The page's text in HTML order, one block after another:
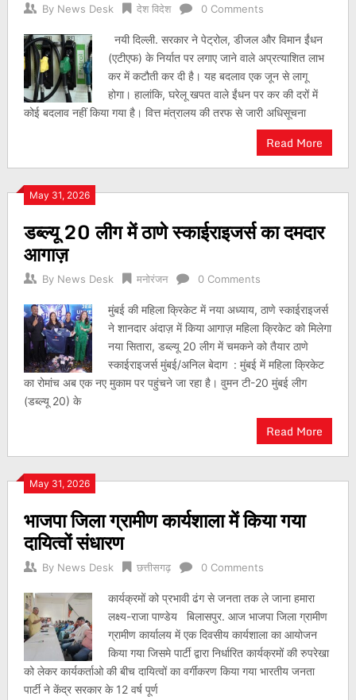
By News Desk देश विदेश 0 Comments
नयी दिल्ली. सरकार ने पेट्रोल, डीजल और विमान ईंधन
(एटीएफ) के निर्यात पर लगाए जाने वाले अप्रत्याशित लाभ
कर में कटौती कर दी है। यह बदलाव एक जून से लागू
होगा। हालांकि, घरेलू खपत वाले ईंधन पर कर की दरों में
कोई बदलाव नहीं किया गया है। वित्त मंत्रालय की तरफ से जारी अधिसूचना
Read More
May 31, 2026
डब्ल्यू 20 लीग में ठाणे स्काईराइजर्स का दमदार
आगाज़
By News Desk मनोरंजन 0 Comments
मुंबई की महिला क्रिकेट में नया अध्याय, ठाणे स्काईराइजर्स
ने शानदार अंदाज़ में किया आगाज़ महिला क्रिकेट को मिलेगा
नया सितारा, डब्ल्यू 20 लीग में चमकने को तैयार ठाणे
स्काईराइजर्स मुंबई/अनिल बेदाग : मुंबई में महिला क्रिकेट
का रोमांच अब एक नए मुकाम पर पहुंचने जा रहा है। वुमन टी-20 मुंबई लीग
(डब्ल्यू 20) के
Read More
May 31, 2026
भाजपा जिला ग्रामीण कार्यशाला में किया गया
दायित्वों संधारण
By News Desk छत्तीसगढ़ 0 Comments
कार्यक्रमों को प्रभावी ढंग से जनता तक ले जाना हमारा
लक्ष्य-राजा पाण्डेय बिलासपुर. आज भाजपा जिला ग्रामीण
ग्रामीण कार्यालय में एक दिवसीय कार्यशाला का आयोजन
किया गया जिसमे पार्टी द्वारा निर्धारित कार्यक्रमों की रुपरेखा
को लेकर कार्यकर्ताओ की बीच दायित्वों का वर्गीकरण किया गया भारतीय जनता
पार्टी ने केंद्र सरकार के 12 वर्ष पूर्ण